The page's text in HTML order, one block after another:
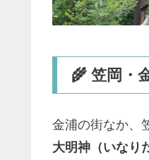
🌾 笠岡・
金浦の街なか、
大明神（いなり